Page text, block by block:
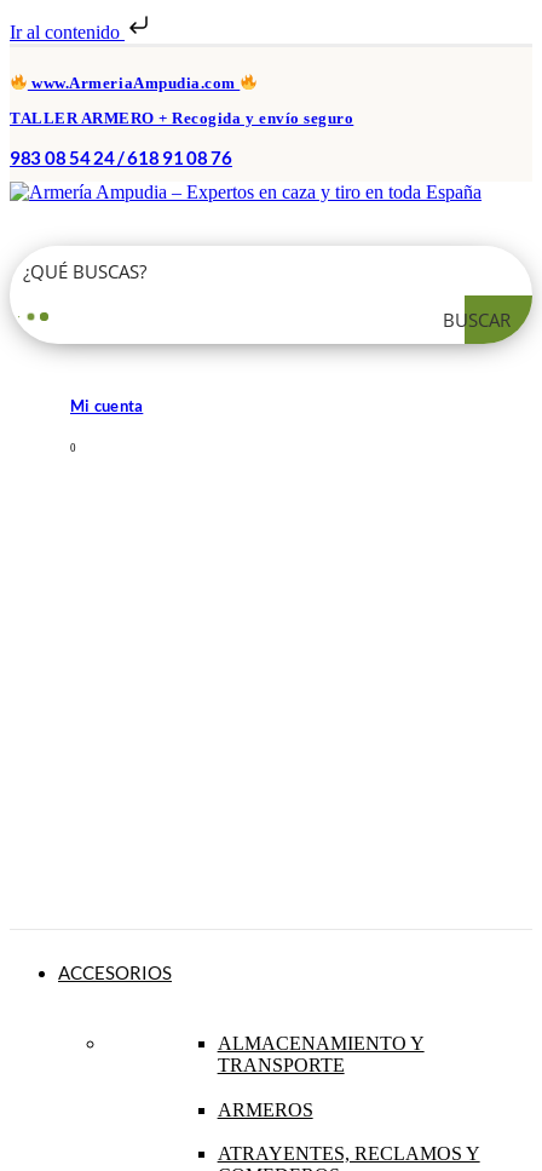
Ir al contenido
www.ArmeriaAmpudia.com
TALLER ARMERO + Recogida y envío seguro
983 08 54 24 / 618 91 08 76
BUSCAR
Mi cuenta
0
ACCESORIOS
ALMACENAMIENTO Y
TRANSPORTE
ARMEROS
ATRAYENTES, RECLAMOS Y